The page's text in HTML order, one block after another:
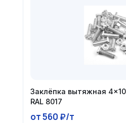
Заклёпка вытяжная
RAL 8017
от 560 ₽/т